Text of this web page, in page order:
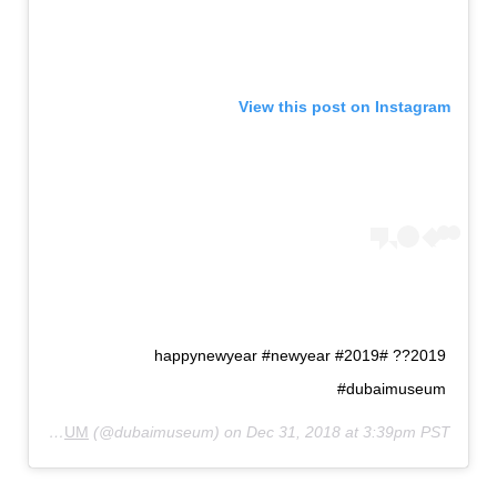
View this post on Instagram
2019?? #happynewyear #newyear #2019
#dubaimuseum
DUBAI MUSEUM(@dubaimuseum) onDec 31, 2018 at 3:39pm PST